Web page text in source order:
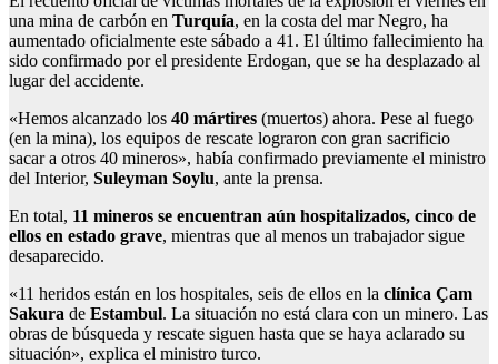
una mina de carbón en Turquía, en la costa del mar Negro, ha
aumentado oficialmente este sábado a 41. El último fallecimiento ha
sido confirmado por el presidente Erdogan, que se ha desplazado al
lugar del accidente.
«Hemos alcanzado los 40 mártires (muertos) ahora. Pese al fuego
(en la mina), los equipos de rescate lograron con gran sacrificio
sacar a otros 40 mineros», había confirmado previamente el ministro
del Interior, Suleyman Soylu, ante la prensa.
En total, 11 mineros se encuentran aún hospitalizados, cinco de
ellos en estado grave, mientras que al menos un trabajador sigue
desaparecido.
«11 heridos están en los hospitales, seis de ellos en la clínica Çam
Sakura de Estambul. La situación no está clara con un minero. Las
obras de búsqueda y rescate siguen hasta que se haya aclarado su
situación», explica el ministro turco.